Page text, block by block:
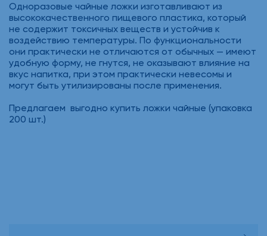
Одноразовые чайные ложки изготавливают из
высококачественного пищевого пластика, который
не содержит токсичных веществ и устойчив к
воздействию температуры. По функциональности
они практически не отличаются от обычных — имеют
удобную форму, не гнутся, не оказывают влияние на
вкус напитка, при этом практически невесомы и
могут быть утилизированы после применения.
Предлагаем выгодно купить ложки чайные (упаковка
200 шт.)